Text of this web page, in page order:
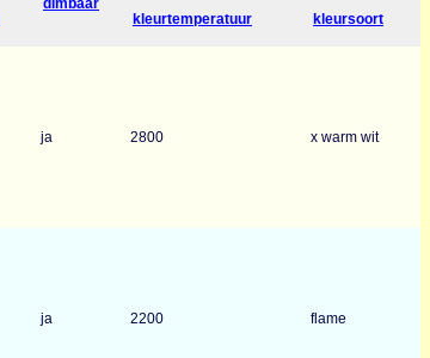
dimbaar
kleurtemperatuur
kleursoort
ja 2800 x warm wit
ja 2200 flame